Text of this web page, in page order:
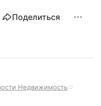
Поделиться
Недвижимость